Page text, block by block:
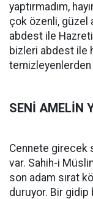
yaptırmadım,
çok özenli, güzel
abdest ile Hazreti
bizleri abdest ile
temizleyenlerden
SENİ AMELİN
Cennete girecek
var. Sahih-i
son adam sırat
duruyor. Bir gidip